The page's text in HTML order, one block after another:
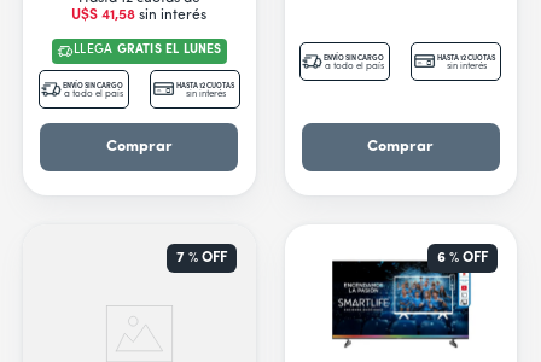
U$S 41,58 sin interés
LLEGA GRATIS EL LUNES
ENVÍO SIN CARGO
a todo el país
HASTA 12 CUOTAS
sin interés
Comprar
ENVÍO SIN CARGO
a todo el país
HASTA 12 CUOTAS
sin interés
Comprar
7 %OFF 6 % OFF